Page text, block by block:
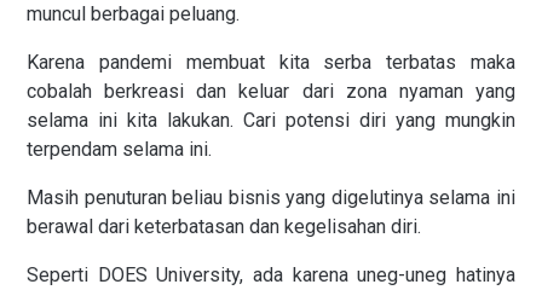
muncul berbagai peluang.
Karena pandemi membuat kita serba terbatas maka
cobalah berkreasi dan keluar dari zona nyaman yang
selama ini kita lakukan. Cari potensi diri yang mungkin
terpendam selama ini.
Masih penuturan beliau bisnis yang digelutinya selama ini
berawal dari keterbatasan dan kegelisahan diri.
Seperti DOES University, ada karena uneg-uneg hatinya